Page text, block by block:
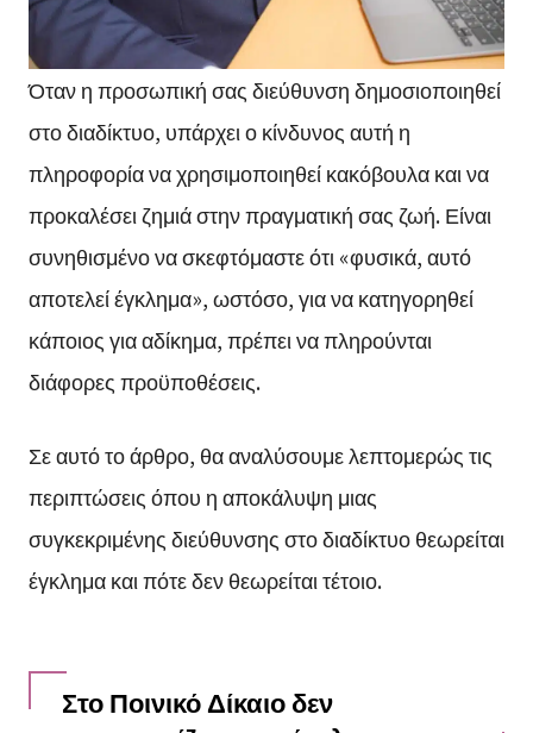
Όταν η προσωπική σας διεύθυνση δημοσιοποιηθεί
στο διαδίκτυο, υπάρχει ο κίνδυνος αυτή η
πληροφορία να χρησιμοποιηθεί κακόβουλα και να
προκαλέσει ζημιά στην πραγματική σας ζωή. Είναι
συνηθισμένο να σκεφτόμαστε ότι «φυσικά, αυτό
αποτελεί έγκλημα», ωστόσο, για να κατηγορηθεί
κάποιος για αδίκημα, πρέπει να πληρούνται
διάφορες προϋποθέσεις.
Σε αυτό το άρθρο, θα αναλύσουμε λεπτομερώς τις
περιπτώσεις όπου η αποκάλυψη μιας
συγκεκριμένης διεύθυνσης στο διαδίκτυο θεωρείται
έγκλημα και πότε δεν θεωρείται τέτοιο.
Στο Ποινικό Δίκαιο δεν